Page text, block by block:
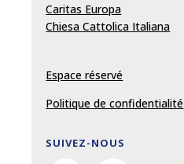
Caritas Europa
Chiesa Cattolica Italiana
Espace réservé
Politique de confidentialité
SUIVEZ-NOUS